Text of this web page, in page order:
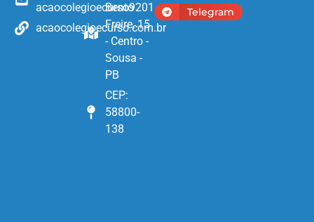
acaocolegioecurso9201
acaocolegioecurso.com.br
Bento
Freire, 15
- Centro -
Sousa -
PB
CEP:
58800-
138
Telegram